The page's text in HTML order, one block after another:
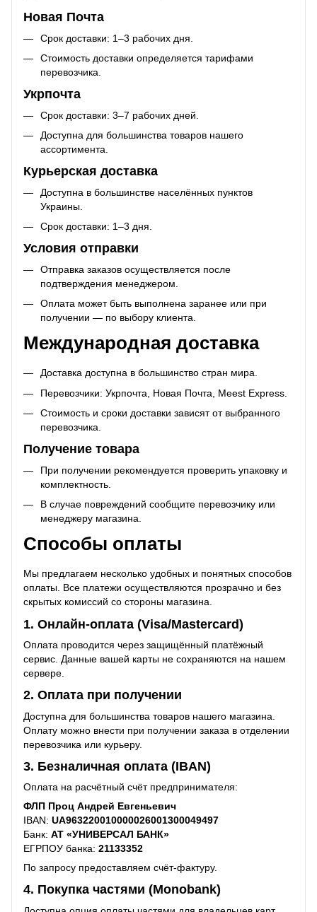
Новая Почта
Срок доставки: 1–3 рабочих дня.
Стоимость доставки определяется тарифами
перевозчика.
Укрпочта
Срок доставки: 3–7 рабочих дней.
Доступна для большинства товаров нашего
ассортимента.
Курьерская доставка
Доступна в большинстве населённых пунктов
Украины.
Срок доставки: 1–3 дня.
Условия отправки
Отправка заказов осуществляется после
подтверждения менеджером.
Оплата может быть выполнена заранее или при
получении — по выбору клиента.
Международная доставка
Доставка доступна в большинство стран мира.
Перевозчики: Укрпочта, Новая Почта, Meest Express.
Стоимость и сроки доставки зависят от выбранного
перевозчика.
Получение товара
При получении рекомендуется проверить упаковку и
комплектность.
В случае повреждений сообщите перевозчику или
менеджеру магазина.
Способы оплаты
Мы предлагаем несколько удобных и понятных способов
оплаты. Все платежи осуществляются прозрачно и без
скрытых комиссий со стороны магазина.
1. Онлайн-оплата (Visa/Mastercard)
Оплата проводится через защищённый платёжный
сервис. Данные вашей карты не сохраняются на нашем
сервере.
2. Оплата при получении
Доступна для большинства товаров нашего магазина.
Оплату можно внести при получении заказа в отделении
перевозчика или курьеру.
3. Безналичная оплата (IBAN)
Оплата на расчётный счёт предпринимателя:
ФЛП Проц Андрей Евгеньевич
IBAN: UA963220010000026001300049497
Банк: АТ «УНИВЕРСАЛ БАНК»
ЕГРПОУ банка: 21133352
По запросу предоставляем счёт-фактуру.
4. Покупка частями (Monobank)